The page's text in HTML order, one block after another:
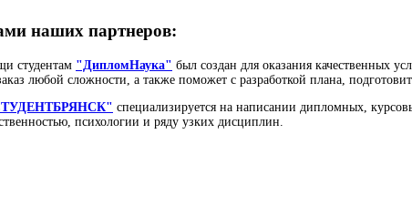
наших партнеров:
студентам "ДипломНаука" был создан для оказания качественных
любой сложности, а также поможет с разработкой плана,
специализируется на написании дипломных,
психологии и ряду узких дисциплин.